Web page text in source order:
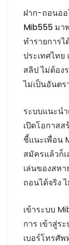
ฝาก-ถอนอ
Mib555 มา
ทำรายการ
ประเทศไท
สลิป ไม่ต้อง
ไม่เป็นอันตร
ระบบแนะน
เปิดโอกาส
ชี้แนะเพื่อน
สมัครแล้วก็
เล่นของสห
ถอนได้จริง
เข้าระบบ
การ เข้าสู่ร
เบอร์โทรศั